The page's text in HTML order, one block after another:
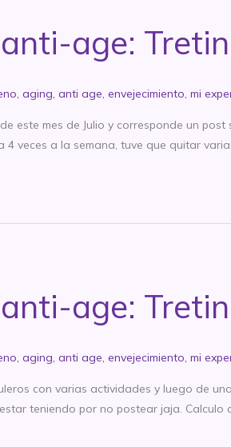
age:
, aging, anti age, envejecimiento, mi
este mes de Julio y corresponde un
veces a la semana, tuve que quitar
age:
, aging, anti age, envejecimiento, mi
con varias actividades y luego de
teniendo por no postear jaja. Calculo